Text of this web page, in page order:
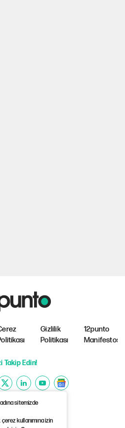
sitemizde
kullanımına izin
Gizlilik
Politikası
12punto
Manifestosu
Takip Edin!
2026 12punto